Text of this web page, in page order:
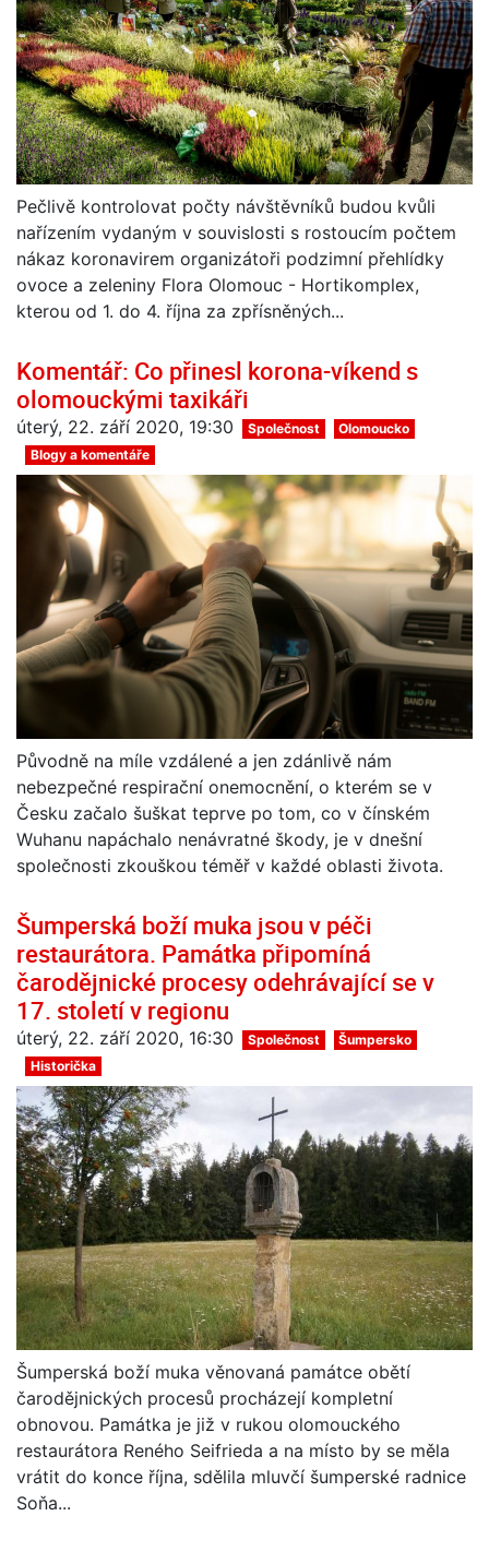
Pečlivě kontrolovat počty návštěvníků budou kvůli
nařízením vydaným v souvislosti s rostoucím počtem
nákaz koronavirem organizátoři podzimní přehlídky
ovoce a zeleniny Flora Olomouc - Hortikomplex,
kterou od 1. do 4. října za zpřísněných...
Komentář: Co přinesl korona-víkend s
olomouckými taxikáři
úterý, 22. září 2020, 19:30 Společnost
Olomoucko
Blogy a komentáře
Původně na míle vzdálené a jen zdánlivě nám
nebezpečné respirační onemocnění, o kterém se v
Česku začalo šuškat teprve po tom, co v čínském
Wuhanu napáchalo nenávratné škody, je v dnešní
společnosti zkouškou téměř v každé oblasti života.
Šumperská boží muka jsou v péči
restaurátora. Památka připomíná
čarodějnické procesy odehrávající se v
17. století v regionu
úterý, 22. září 2020, 16:30 Společnost
Šumpersko
Historička
Šumperská boží muka věnovaná památce obětí
čarodějnických procesů procházejí kompletní
obnovou. Památka je již v rukou olomouckého
restaurátora Reného Seifrieda a na místo by se měla
vrátit do konce října, sdělila mluvčí šumperské radnice
Soňa...